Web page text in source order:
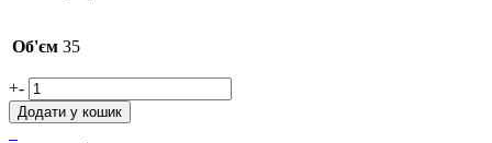
Об'єм 35
+- Сонцезахисний
крем
Merique
Додати у кошик